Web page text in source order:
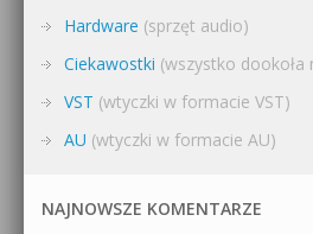
Hardware (sprzęt audio)
Ciekawostki (wszystko dookoła
VST (wtyczki w formacie VST)
AU (wtyczki w formacie AU)
NAJNOWSZE KOMENTARZE